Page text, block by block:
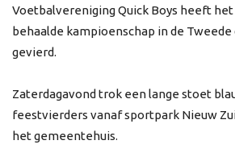
Voetbalvereniging Quick Boys heeft
behaalde kampioenschap in de
gevierd.
Zaterdagavond trok een lange stoet
feestvierders vanaf sportpark Nieuw
het gemeentehuis.